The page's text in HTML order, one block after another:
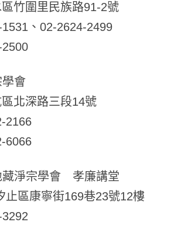
竹圍里民族路91-2號
、02-2624-2499
會
北深路三段14號
2166
6066
藏淨宗學會 孝廉講堂
止區康寧街169巷23號12樓